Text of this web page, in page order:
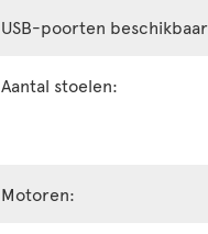
USB-poorten
Aantal stoelen:
Motoren: